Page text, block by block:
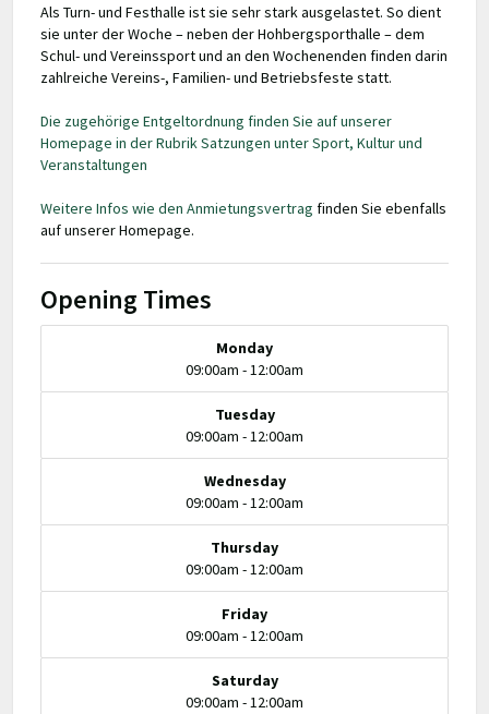
Als Turn- und Festhalle ist sie sehr stark ausgelastet. So dient
sie unter der Woche – neben der Hohbergsporthalle – dem
Schul- und Vereinssport und an den Wochenenden finden darin
zahlreiche Vereins-, Familien- und Betriebsfeste statt.
Die zugehörige Entgeltordnung finden Sie auf unserer
Homepage in der Rubrik Satzungen unter Sport, Kultur und
Veranstaltungen
Weitere Infos wie den Anmietungsvertrag finden Sie ebenfalls
auf unserer Homepage.
Opening Times
Monday
09:00am - 12:00am
Tuesday
09:00am - 12:00am
Wednesday
09:00am - 12:00am
Thursday
09:00am - 12:00am
Friday
09:00am - 12:00am
Saturday
09:00am - 12:00am